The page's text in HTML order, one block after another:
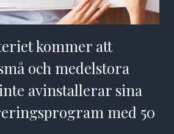
kommer att
och medelstora
avinstallerar sina
med 50